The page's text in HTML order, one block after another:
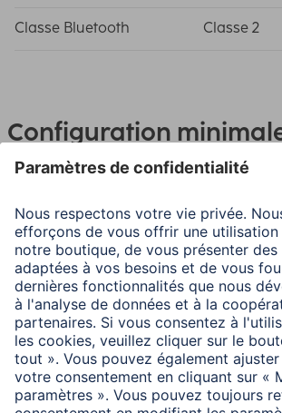
Classe Bluetooth Classe 2
Configuration
Information des
Afin de pouvoir appairer les écouteurs
par Bluetooth, il faut impérativement
écouteurs du boîtier de charge lors de
connexion pour les jumeler. Dans le cas